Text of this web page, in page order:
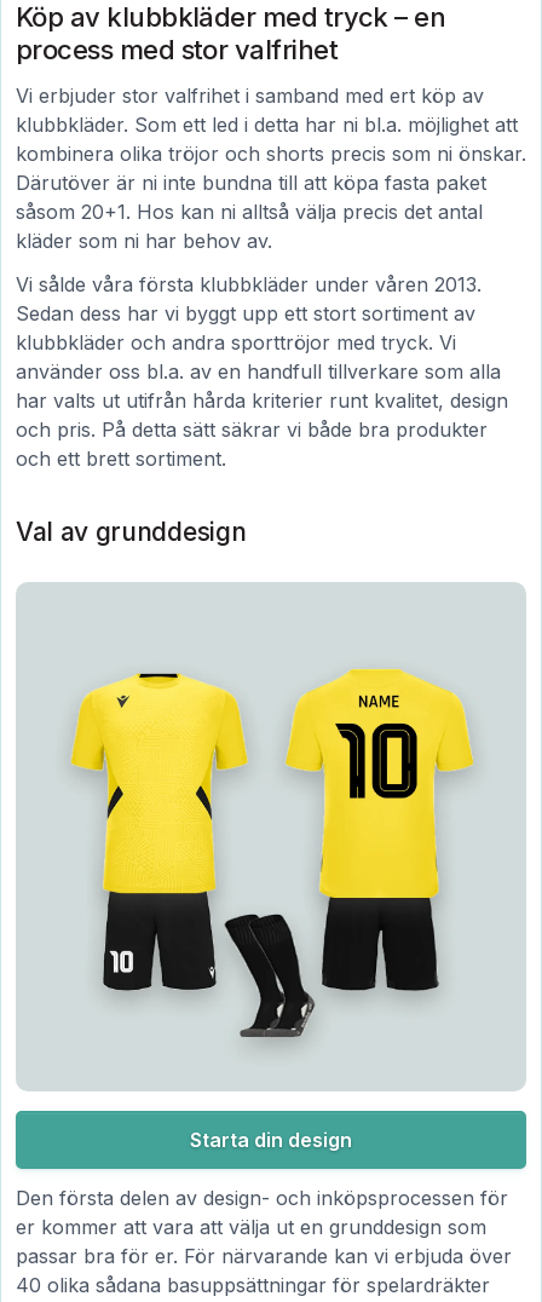
Köp av klubbkläder med tryck – en
process med stor valfrihet
Vi erbjuder stor valfrihet i samband med ert köp av
klubbkläder. Som ett led i detta har ni bl.a. möjlighet att
kombinera olika tröjor och shorts precis som ni önskar.
Därutöver är ni inte bundna till att köpa fasta paket
såsom 20+1. Hos kan ni alltså välja precis det antal
kläder som ni har behov av.
Vi sålde våra första klubbkläder under våren 2013.
Sedan dess har vi byggt upp ett stort sortiment av
klubbkläder och andra sporttröjor med tryck. Vi
använder oss bl.a. av en handfull tillverkare som alla
har valts ut utifrån hårda kriterier runt kvalitet, design
och pris. På detta sätt säkrar vi både bra produkter
och ett brett sortiment.
Val av grunddesign
Starta din design
Den första delen av design- och inköpsprocessen för
er kommer att vara att välja ut en grunddesign som
passar bra för er. För närvarande kan vi erbjuda över
40 olika sådana basuppsättningar för spelardräkter